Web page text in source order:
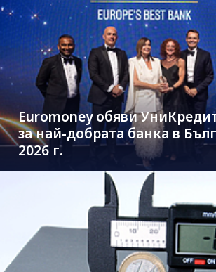
Euromoney обяви
за най-добрата банка в
2026 г.